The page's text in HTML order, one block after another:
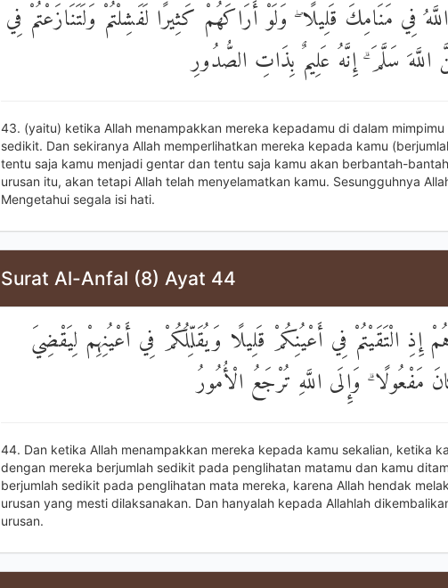
فِي مَنَامِكَ قَلِيلًا ۖ وَلَوْ أَرَاكَهُمْ كَثِيرًا لَفَشِلْتُمْ وَلَتَنَازَعْتُمْ فِي
اللَّهَ سَلَّمَ ۗ إِنَّهُ عَلِيمٌ بِذَاتِ الصُّدُورِ
43. (yaitu) ketika Allah menampakkan mereka kepadamu di dalam mimpimu
sedikit. Dan sekiranya Allah memperlihatkan mereka kepada kamu
tentu saja kamu menjadi gentar dan tentu saja kamu akan berbantah-
urusan itu, akan tetapi Allah telah menyelamatkan kamu. Sesungguhnya
Mengetahui segala isi hati.
Surat Al-Anfal (8) Ayat 44
إِذِ الْتَقَيْتُمْ فِي أَعْيُنِكُمْ قَلِيلًا وَيُقَلِّلُكُمْ فِي أَعْيُنِهِمْ لِيَقْضِيَ
مَفْعُولًا ۗ وَإِلَى اللَّهِ تُرْجَعُ الْأُمُورُ
44. Dan ketika Allah menampakkan mereka kepada kamu sekalian, ketika
dengan mereka berjumlah sedikit pada penglihatan matamu dan kamu
berjumlah sedikit pada penglihatan mata mereka, karena Allah hendak
urusan yang mesti dilaksanakan. Dan hanyalah kepada Allahlah
urusan.